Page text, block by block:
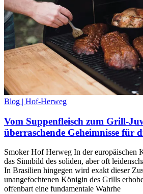
Blog | Hof-Herweg
Vom Suppenfleisch zum Grill-
überraschende Geheimnisse für
Smoker Hof Herweg In der europäischen
das Sinnbild des soliden, aber oft
In Brasilien hingegen wird exakt dieser
unangefochtenen Königin des Grills
offenbart eine fundamentale Wahrhe